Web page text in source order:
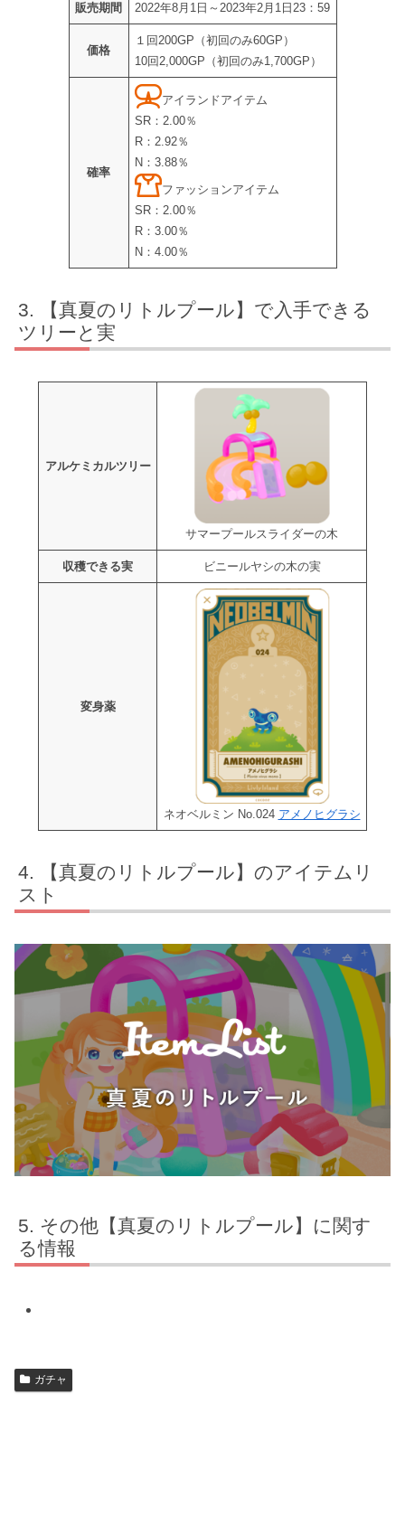
販売期間 2022年8月1日～2023年2月1日23：59
価格
１回200GP（初回のみ60GP）
10回2,000GP（初回のみ1,700GP）
確率
アイランドアイテム
SR：2.00％
R：2.92％
N：3.88％
ファッションアイテム
SR：2.00％
R：3.00％
N：4.00％
【真夏のリトルプール】で入手できる
ツリーと実
アルケミカルツリー
サマープールスライダーの木
収穫できる実 ビニールヤシの木の実
変身薬
ネオベルミン No.024 アメノヒグラシ
【真夏のリトルプール】のアイテムリ
スト
その他【真夏のリトルプール】に関す
る情報
ガチャ